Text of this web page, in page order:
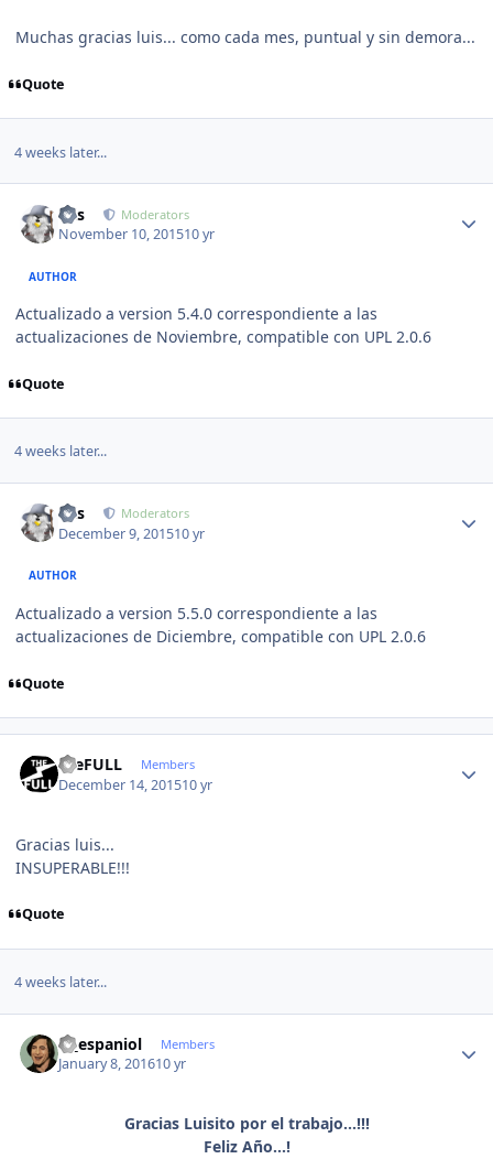
Muchas gracias luis... como cada mes, puntual y sin demora...
Quote
4 weeks later...
luis Moderators
November 10, 201510 yr
AUTHOR
Actualizado a version 5.4.0 correspondiente a las
actualizaciones de Noviembre, compatible con UPL 2.0.6
Quote
4 weeks later...
luis Moderators
December 9, 201510 yr
AUTHOR
Actualizado a version 5.5.0 correspondiente a las
actualizaciones de Diciembre, compatible con UPL 2.0.6
Quote
theFULL Members
December 14, 201510 yr
Gracias luis...
INSUPERABLE!!!
Quote
4 weeks later...
el_espaniol Members
January 8, 201610 yr
Gracias Luisito por el trabajo...!!!
Feliz Año...!